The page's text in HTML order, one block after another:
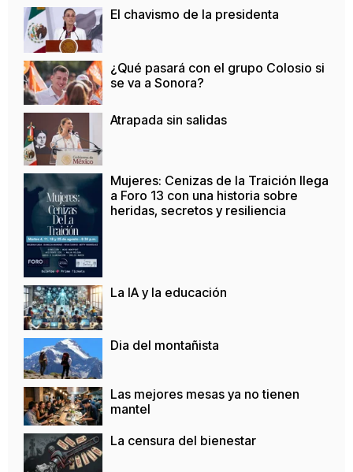
El chavismo de la presidenta
¿Qué pasará con el grupo Colosio si
se va a Sonora?
Atrapada sin salidas
Mujeres: Cenizas de la Traición llega
a Foro 13 con una historia sobre
heridas, secretos y resiliencia
La IA y la educación
Dia del montañista
Las mejores mesas ya no tienen
mantel
La censura del bienestar